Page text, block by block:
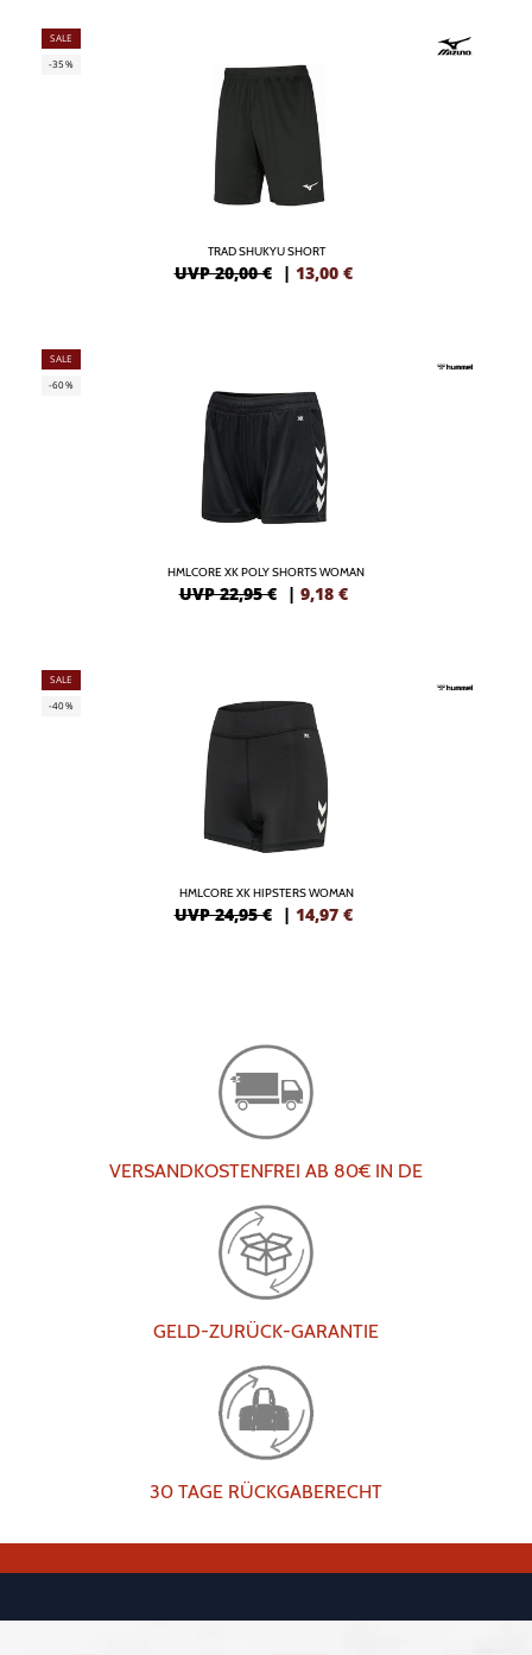
SALE
-35%
TRAD SHUKYU SHORT
UVP 20,00 € | 13,00 €
SALE
-60%
HMLCORE XK POLY SHORTS WOMAN
UVP 22,95 € | 9,18 €
SALE
-40%
HMLCORE XK HIPSTERS WOMAN
UVP 24,95 € | 14,97 €
VERSANDKOSTENFREI AB 80€ IN DE
GELD-ZURÜCK-GARANTIE
30 TAGE RÜCKGABERECHT